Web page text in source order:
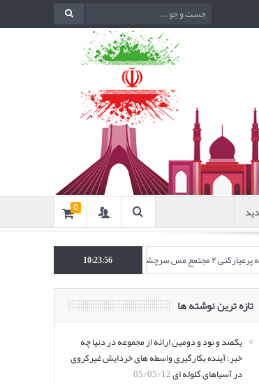
0
انتشار مقاله‌ای تحت عنوان
10:23:57
تازه ترین نوشته ها
یکصد و نود و دومین ارائه از مجموعه در دنیا چه
خبر: آینده بکارگیری واسطه های خردایش غیرکروی
در آسیاهای گلوله ای05/05/12